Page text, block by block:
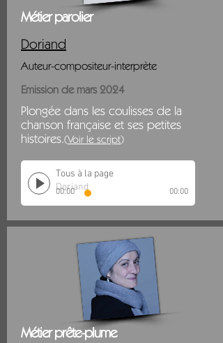
Métier parolier
Doriand
Auteur-compositeur-interprète
Emission de mars 2024
Plongée dans les coulisses de la
chanson française et ses petites
histoires.(Voir le script)
Tous à la page
Doriand
00:00 00:00
Métier prête-plume